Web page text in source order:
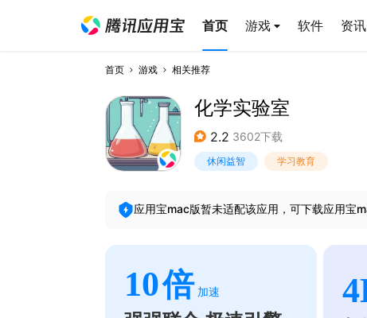
首页 游戏 软件 资讯
首页 游戏 相关推荐
化学实验室
2.2 3602下载
休闲益智 学习教育
应用宝mac版暂未适配该应用，可下载应用宝
10倍 加速